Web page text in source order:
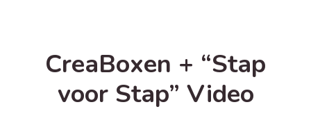
CreaBoxen + “Stap
voor Stap” Video